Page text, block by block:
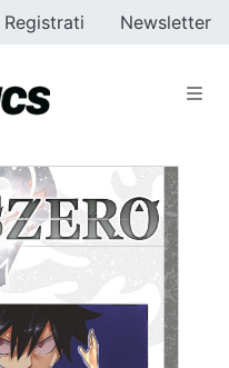
Registrati Newsletter